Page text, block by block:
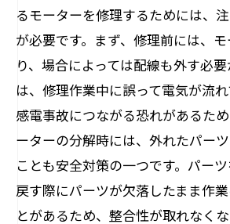
るモーターを修理するためには、
が必要です。まず、修理前には、
り、場合によっては配線も外す必
は、修理作業中に誤って電気が流
感電事故につながる恐れがあるた
ーターの分解時には、外れたパー
ことも安全対策の一つです。パーツ
戻す際にパーツが欠落したまま作
とがあるため、整合性が取れなく